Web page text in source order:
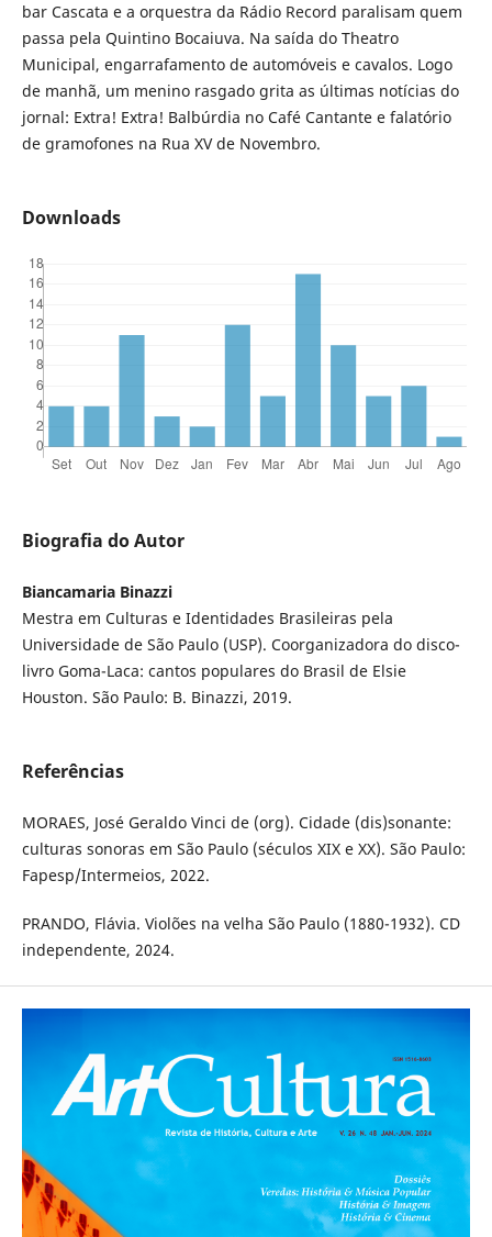
bar Cascata e a orquestra da Rádio Record paralisam quem
passa pela Quintino Bocaiuva. Na saída do Theatro
Municipal, engarrafamento de automóveis e cavalos. Logo
de manhã, um menino rasgado grita as últimas notícias do
jornal: Extra! Extra! Balbúrdia no Café Cantante e falatório
de gramofones na Rua XV de Novembro.
Downloads
Biografia do Autor
Biancamaria Binazzi
Mestra em Culturas e Identidades Brasileiras pela
Universidade de São Paulo (USP). Coorganizadora do disco-
livro Goma-Laca: cantos populares do Brasil de Elsie
Houston. São Paulo: B. Binazzi, 2019.
Referências
MORAES, José Geraldo Vinci de (org). Cidade (dis)sonante:
culturas sonoras em São Paulo (séculos XIX e XX). São Paulo:
Fapesp/Intermeios, 2022.
PRANDO, Flávia. Violões na velha São Paulo (1880-1932). CD
independente, 2024.